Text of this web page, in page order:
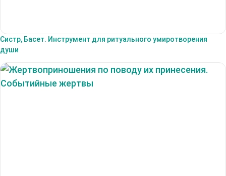
Систр, Басет. Инструмент для ритуального умиротворения
души